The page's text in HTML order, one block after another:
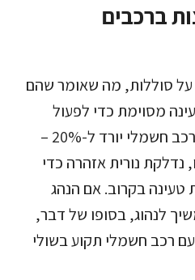
ברכבים
סוללות, מה שאומר שהם
מסוימת כדי לפעול
כהלכה. בדרך כלל, כאשר רכב חשמלי יורד ל-20% –
נדלקת נורית אזהרה כדי
בקרוב. אם הנהג
לנהוג, בסופו של דבר,
רכב חשמלי תקוע בשולי